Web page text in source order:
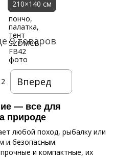
210×140 см
9 товаров
Вперед
— все для
природе
любой поход, рыбалку или
и безопасным.
и компактные, их